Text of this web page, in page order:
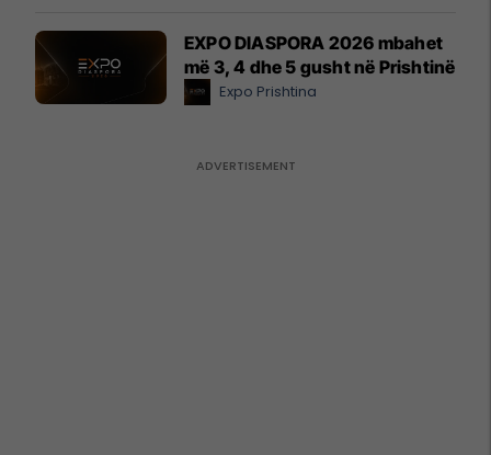
EXPO DIASPORA 2026 mbahet
më 3, 4 dhe 5 gusht në Prishtinë
Expo Prishtina